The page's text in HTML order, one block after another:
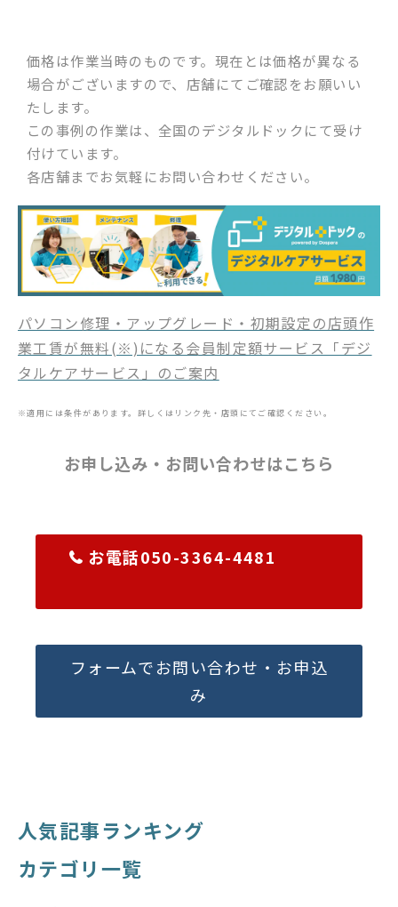
価格は作業当時のものです。現在とは価格が異なる
場合がございますので、店舗にてご確認をお願いい
たします。
この事例の作業は、全国のデジタルドックにて受け
付けています。
各店舗までお気軽にお問い合わせください。
パソコン修理・アップグレード・初期設定の店頭作
業工賃が無料(※)になる会員制定額サービス「デジ
タルケアサービス」のご案内
※適用には条件があります。詳しくはリンク先・店頭にてご確認ください。
お申し込み・お問い合わせはこちら
お電話050-3364-4481
フォームでお問い合わせ・お申込
み
人気記事ランキング
カテゴリ一覧